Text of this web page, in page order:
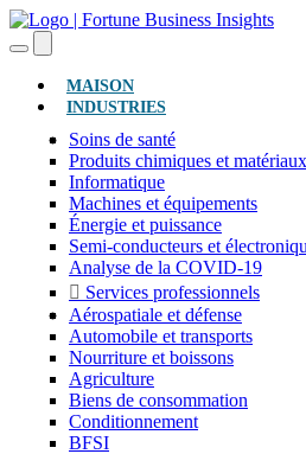
MAISON(ACTUEL)
INDUSTRIES
Soins de santé
Produits chimiques et matériaux
Informatique
Machines et équipements
Énergie et puissance
Semi-conducteurs et
Analyse de la COVID-19
Services professionnels
Aérospatiale et défense
Automobile et transports
Nourriture et boissons
Agriculture
Biens de consommation
Conditionnement
BFSI